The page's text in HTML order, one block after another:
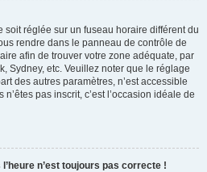
soit réglée sur un fuseau horaire différent du
rendre dans le panneau de contrôle de
afin de trouver votre zone adéquate, par
Sydney, etc. Veuillez noter que le réglage
des autres paramètres, n’est accessible
pas inscrit, c’est l’occasion idéale de
n’est toujours pas correcte !